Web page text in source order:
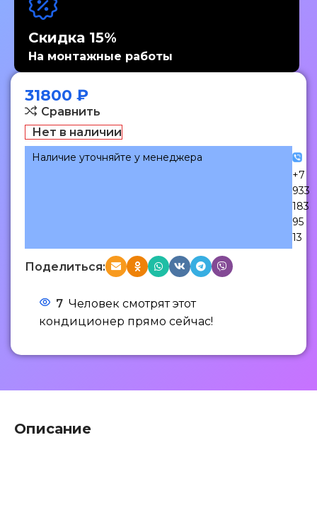
Скидка 15%
На монтажные работы
31800 ₽
Сравнить
Нет в наличии
Наличие уточняйте у менеджера
+7
933
183
95
13
Поделиться:
7 Человек смотрят этот
кондиционер прямо сейчас!
Описание